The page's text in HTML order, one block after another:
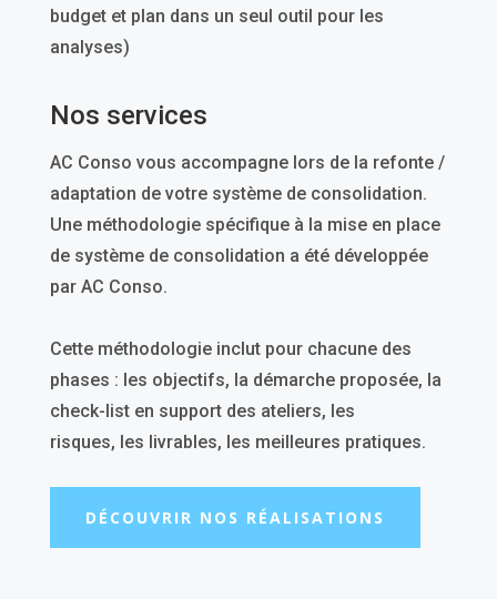
– Suivi et interprétation des indicateurs
budget et plan dans un seul outil pour les
analyses)
Nos services
AC Conso vous accompagne lors de la refonte /
adaptation de votre système de consolidation.
Une méthodologie spécifique à la mise en place
de système de consolidation a été développée
par AC Conso.
Cette méthodologie inclut pour chacune des
phases : les objectifs, la démarche proposée, la
check-list en support des ateliers, les
risques, les livrables, les meilleures pratiques.
DÉCOUVRIR NOS RÉALISATIONS